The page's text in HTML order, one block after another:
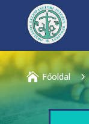
 Főoldal 5